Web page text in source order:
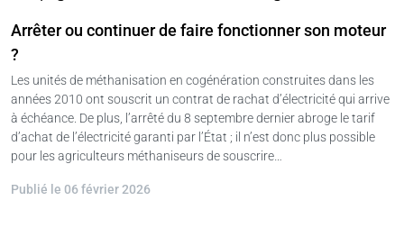
Arrêter ou continuer de faire fonctionner son moteur
?
Les unités de méthanisation en cogénération construites dans les
années 2010 ont souscrit un contrat de rachat d’électricité qui arrive
à échéance. De plus, l’arrêté du 8 septembre dernier abroge le tarif
d’achat de l’électricité garanti par l’État ; il n’est donc plus possible
pour les agriculteurs méthaniseurs de souscrire…
Publié le 06 février 2026